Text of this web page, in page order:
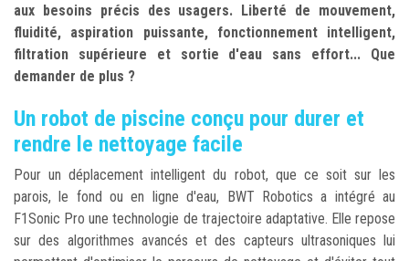
aux besoins précis des usagers. Liberté de mouvement,
fluidité, aspiration puissante, fonctionnement intelligent,
filtration supérieure et sortie d'eau sans effort... Que
demander de plus ?
Un robot de piscine conçu pour durer et
rendre le nettoyage facile
Pour un déplacement intelligent du robot, que ce soit sur les
parois, le fond ou en ligne d'eau, BWT Robotics a intégré au
F1Sonic Pro une technologie de trajectoire adaptative. Elle repose
sur des algorithmes avancés et des capteurs ultrasoniques lui